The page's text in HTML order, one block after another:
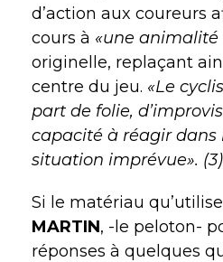
d’action aux coureurs
cours à «une animalité
originelle, replaçant
centre du jeu. «Le
part de folie,
capacité à réagir dans
situation imprévue». (3)
Si le matériau qu’utilise
MARTIN, -le peloton-
réponses à quelques